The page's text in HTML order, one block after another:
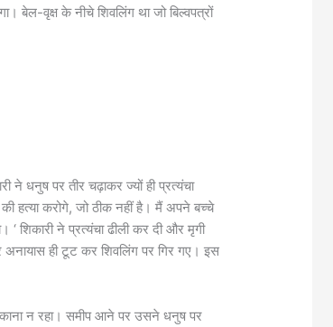
बेल-वृक्ष के नीचे शिवलिंग था जो बिल्वपत्रों
ने धनुष पर तीर चढ़ाकर ज्यों ही प्रत्यंचा
की हत्या करोगे, जो ठीक नहीं है। मैं अपने बच्चे
शिकारी ने प्रत्यंचा ढीली कर दी और मृगी
अनायास ही टूट कर शिवलिंग पर गिर गए। इस
न रहा। समीप आने पर उसने धनुष पर